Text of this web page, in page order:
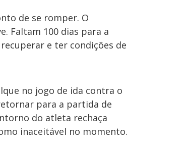
de se romper. O
Faltam 100 dias para a
e ter condições de
no jogo de ida contra o
para a partida de
do atleta rechaça
inaceitável no momento.